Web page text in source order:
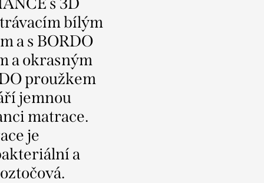
bílým
a s BORDO
a okrasným
proužkem
jemnou
matrace.
je
a